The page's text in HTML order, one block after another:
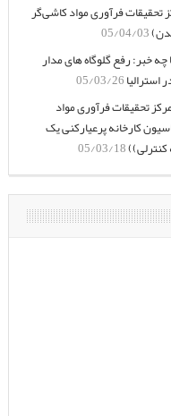
فرآوری مواد کاشی‌گر
05/04/03
خبر: رفع گلوگاه های مدار
05/03/26
تحقیقات فرآوری مواد
کارخانه پرعیارکنی یک
05/03/18